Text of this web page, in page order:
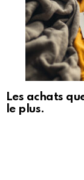
Les achats
le plus.